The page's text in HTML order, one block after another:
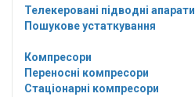
Телекеровані підводні апарати
Пошукове устаткування
Компресори
Переносні компресори
Стаціонарні компресори